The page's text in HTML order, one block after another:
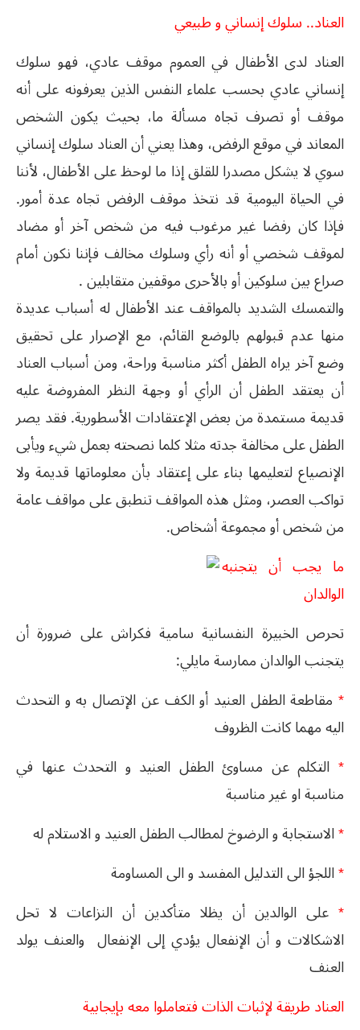
العناد.. سلوك إنساني و طبيعي
العناد لدى الأطفال في العموم موقف عادي، فهو سلوك
إنساني عادي بحسب علماء النفس الذين يعرفونه على أنه
موقف أو تصرف تجاه مسألة ما، بحيث يكون الشخص
المعاند في موقع الرفض، وهذا يعني أن العناد سلوك إنساني
سوي لا يشكل مصدرا للقلق إذا ما لوحظ على الأطفال، لأننا
في الحياة اليومية قد نتخذ موقف الرفض تجاه عدة أمور.
فإذا كان رفضا غير مرغوب فيه من شخص آخر أو مضاد
لموقف شخصي أو أنه رأي وسلوك مخالف فإننا نكون أمام
صراع بين سلوكين أو بالأحرى موقفين متقابلين.
والتمسك الشديد بالمواقف عند الأطفال له أسباب عديدة
منها عدم قبولهم بالوضع القائم، مع الإصرار على تحقيق
وضع آخر يراه الطفل أكثر مناسبة وراحة، ومن أسباب العناد
أن يعتقد الطفل أن الرأي أو وجهة النظر المفروضة عليه
قديمة مستمدة من بعض الإعتقادات الأسطورية. فقد يصر
الطفل على مخالفة جدته مثلا كلما نصحته بعمل شيء ويأبى
الإنصياع لتعليمها بناء على إعتقاد بأن معلوماتها قديمة ولا
تواكب العصر، ومثل هذه المواقف تنطبق على مواقف عامة
من شخص أو مجموعة أشخاص.
ما يجب أن يتجنبه
الوالدان
تحرص الخبيرة النفسانية سامية فكراش على ضرورة أن
يتجنب الوالدان ممارسة مايلي:
*مقاطعة الطفل العنيد أو الكف عن التصال به و التحدث
اليه مهما كانت الظروف
* التكلم عن مساوئ الطفل العنيد و التحدث عنها في
مناسبة او غير مناسبة
*الاستجابة و الرضوخ لمطالب الطفل العنيد و الاستلام له
*اللجؤ الى التدليل المفسد و الى المساومة
* على الوالدين أن يظلا متأكدين أن النزاعات لا تحل
الاشكالات و أن الإنفعال يؤدي إلى الإنفعال والعنف يولد
العنف
العناد طريقة لإثبات الذات فتعاملوا معه بإيجابية